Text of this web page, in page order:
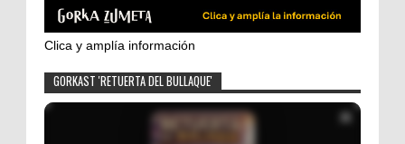
Clica y amplía información
GORKAST 'RETUERTA DEL BULLAQUE'